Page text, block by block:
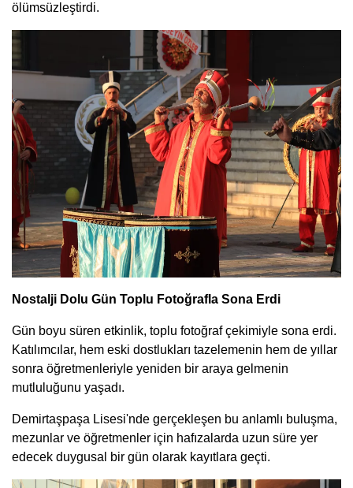
ölümsüzleştirdi.
Nostalji Dolu Gün Toplu Fotoğrafla Sona Erdi
Gün boyu süren etkinlik, toplu fotoğraf çekimiyle sona erdi.
Katılımcılar, hem eski dostlukları tazelemenin hem de yıllar
sonra öğretmenleriyle yeniden bir araya gelmenin
mutluluğunu yaşadı.
Demirtaşpaşa Lisesi'nde gerçekleşen bu anlamlı buluşma,
mezunlar ve öğretmenler için hafızalarda uzun süre yer
edecek duygusal bir gün olarak kayıtlara geçti.